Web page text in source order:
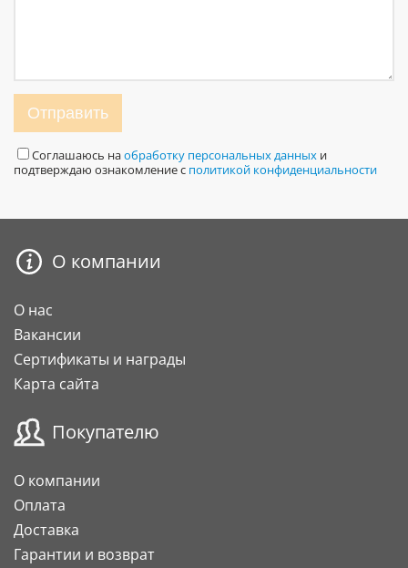
Отправить
Соглашаюсь наобработку персональных данных и
подтверждаю ознакомление с политикой конфиденциальности
О компании
О нас
Вакансии
Сертификаты и награды
Карта сайта
Покупателю
О компании
Оплата
Доставка
Гарантии и возврат